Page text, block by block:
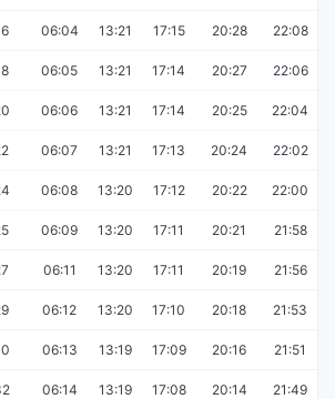
06:04 13:21 17:15 20:28 22:08
06:05 13:21 17:14 20:27 22:06
06:06 13:21 17:14 20:25 22:04
06:07 13:21 17:13 20:24 22:02
06:08 13:20 17:12 20:22 22:00
06:09 13:20 17:11 20:21 21:58
06:11 13:20 17:11 20:19 21:56
06:12 13:20 17:10 20:18 21:53
06:13 13:19 17:09 20:16 21:51
06:14 13:19 17:08 20:14 21:49